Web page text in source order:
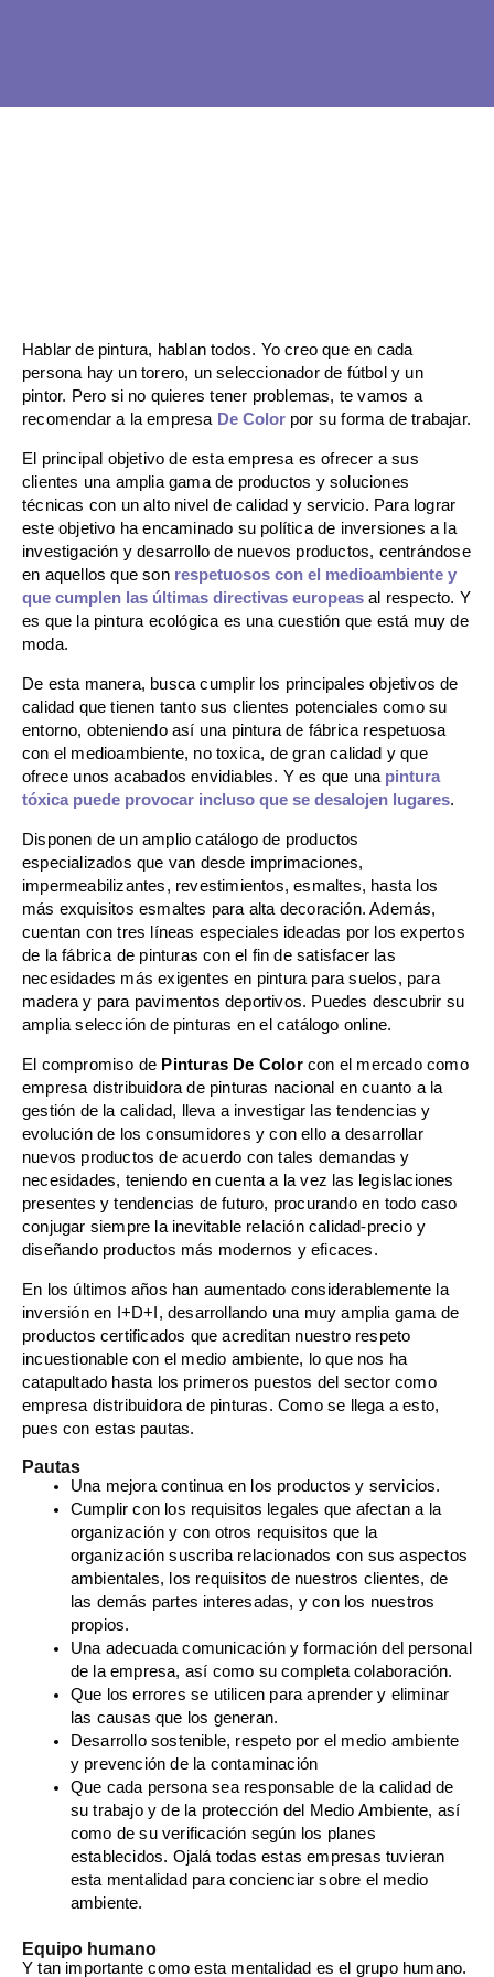
Hablar de pintura, hablan todos. Yo creo que en cada
persona hay un torero, un seleccionador de fútbol y un
pintor. Pero si no quieres tener problemas, te vamos a
recomendar a la empresa De Colorpor su forma de trabajar.
El principal objetivo de esta empresa es ofrecer a sus
clientes una amplia gama de productos y soluciones
técnicas con un alto nivel de calidad y servicio. Para lograr
este objetivo ha encaminado su política de inversiones a la
investigación y desarrollo de nuevos productos, centrándose
en aquellos que son respetuosos con el medioambiente y
que cumplen las últimas directivas europeas al respecto. Y
es que la pintura ecológica es una cuestión que está muy de
moda.
De esta manera, busca cumplir los principales objetivos de
calidad que tienen tanto sus clientes potenciales como su
entorno, obteniendo así una pintura de fábrica respetuosa
con el medioambiente, no toxica, de gran calidad y que
ofrece unos acabados envidiables. Y es que unapintura
tóxica puede provocar incluso que se desalojen lugares.
Disponen de un amplio catálogo de productos
especializados que van desde imprimaciones,
impermeabilizantes, revestimientos, esmaltes, hasta los
más exquisitos esmaltes para alta decoración. Además,
cuentan con tres líneas especiales ideadas por los expertos
de la fábrica de pinturas con el fin de satisfacer las
necesidades más exigentes en pintura para suelos, para
madera y para pavimentos deportivos. Puedes descubrir su
amplia selección de pinturas en el catálogo online.
El compromiso de Pinturas De Colorcon el mercado como
empresa distribuidora de pinturas nacional en cuanto a la
gestión de la calidad, lleva a investigar las tendencias y
evolución de los consumidores y con ello a desarrollar
nuevos productos de acuerdo con tales demandas y
necesidades, teniendo en cuenta a la vez las legislaciones
presentes y tendencias de futuro, procurando en todo caso
conjugar siempre la inevitable relación calidad-precio y
diseñando productos más modernos y eficaces.
En los últimos años han aumentado considerablemente la
inversión en I+D+I, desarrollando una muy amplia gama de
productos certificados que acreditan nuestro respeto
incuestionable con el medio ambiente, lo que nos ha
catapultado hasta los primeros puestos del sector como
empresa distribuidora de pinturas. Como se llega a esto,
pues con estas pautas.
Pautas
Una mejora continua en los productos y servicios.
Cumplir con los requisitos legales que afectan a la
organización y con otros requisitos que la
organización suscriba relacionados con sus aspectos
ambientales, los requisitos de nuestros clientes, de
las demás partes interesadas, y con los nuestros
propios.
Una adecuada comunicación y formación del personal
de la empresa, así como su completa colaboración.
Que los errores se utilicen para aprender y eliminar
las causas que los generan.
Desarrollo sostenible, respeto por el medio ambiente
y prevención de la contaminación
Que cada persona sea responsable de la calidad de
su trabajo y de la protección del Medio Ambiente, así
como de su verificación según los planes
establecidos. Ojalá todas estas empresas tuvieran
esta mentalidad para concienciar sobre el medio
ambiente.
Equipo humano
Y tan importante como esta mentalidad es el grupo humano.